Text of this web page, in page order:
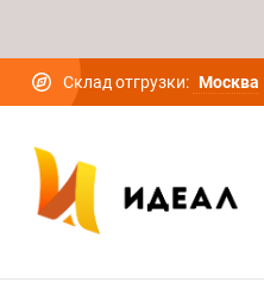
Склад отгрузки: Москва